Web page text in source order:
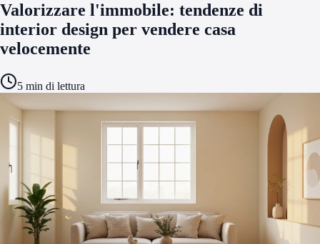
Valorizzare l'immobile: tendenze di
interior design per vendere casa
velocemente
5 min di lettura